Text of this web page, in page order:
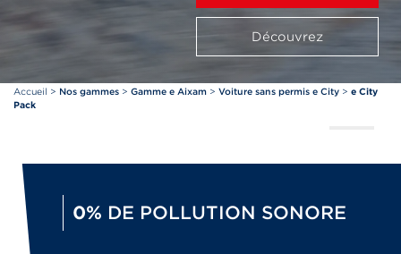
Découvrez
Accueil > Nos gammes > Gamme e Aixam > Voiture sans permis e City > e City
Pack
0% DE POLLUTION SONORE